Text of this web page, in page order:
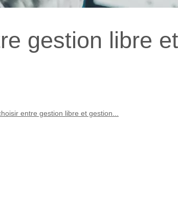
gestion libre
entre gestion libre et gestion...